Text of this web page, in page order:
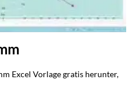
Excel Vorlage gratis herunter,